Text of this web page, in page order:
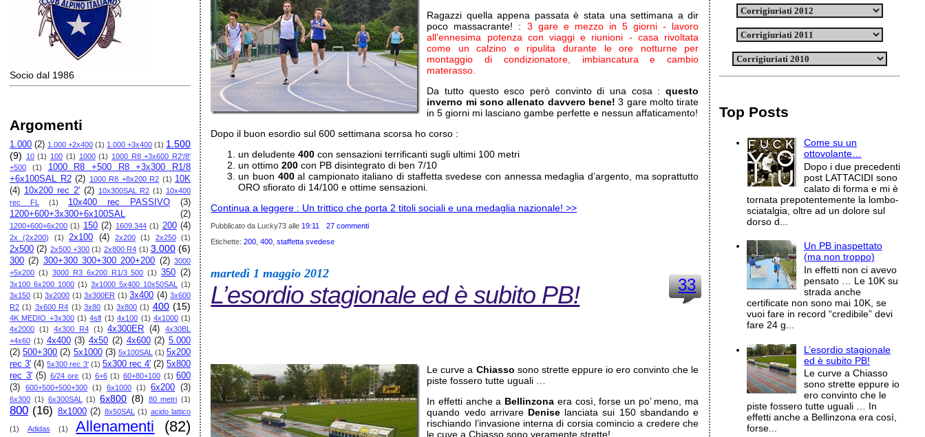
Socio dal 1986
Argomenti
1.000 (2) 1.000 +2x400 (1) 1.000 +3x400 (1) 1.500
(9)
10 (1) 100 (1) 1000 (1) 1000 R8 +3x600 R2'/8'
+500
(1)
1000 R8 +500 R8 +3x300 R1/8
+6x100SAL R2 (2) 1000 R8 +8x200 R2 (1) 10K
(4) 10x200 rec 2' (2) 10x300SAL R2 (1) 10x400
rec FL
(1) 10x400 rec PASSIVO
(3)
1200+600+3x300+6x100SAL
(2)
1200+600+6x200 (1) 150 (2) 1609.344 (1) 200 (4)
2x (2x200) (1) 2x100 (4) 2x200 (1) 2x250 (1)
2x500 (2) 2x500 +300 (1) 2x800 R4 (1) 3.000 (6)
300 (2) 300+300 300+300 200+200 (2) 3000
+5x200 (1) 3000 R3 6x200 R1/3 500 (1) 350 (2)
3x100 6x200 1000 (1) 3x1000 5x400 10x50SAL
(1)
3x150 (1) 3x2000 (1) 3x300ER (1) 3x400 (4) 3x600
R2 (1) 3x600 R4 (1) 3x80 (1) 3x800 (1) 400 (15)
4K MEDIO +3x300 (1) 4slf (1) 4x100 (1) 4x1000 (1)
4x2000 (1) 4x300 R4 (1) 4x300ER (4)
4x30BL
+4x60 (1) 4x400 (3) 4x50 (2) 4x600 (2) 5.000
(2) 500+300 (2) 5x1000 (3) 5x100SAL (1) 5x200
rec 3' (4) 5x300 rec 3' (1) 5x300 rec 4' (2) 5x800
rec 3' (5) 6/24 ore (1) 6+6 (1) 60+80+100 (1) 600
(3)
600+500+500+300 (1) 6x1000 (1) 6x200 (3)
6x300 (1) 6x300SAL (1) 6x800 (8) 80 metri (1)
800 (16) 8x1000 (2) 8x50SAL (1) acido lattico
(1) Adidas (1) Allenamenti (82)
Ragazzi quella appena passata è stata una settimana a dir
poco massacrante! : 3 gare e mezzo in 5 giorni - lavoro
all’ennesima potenza con viaggi e riunioni - casa rivoltata
come un calzino e ripulita durante le ore notturne per
montaggio di condizionatore, imbiancatura e cambio
materasso.
Da tutto questo esco però convinto di una cosa :questo
inverno mi sono allenato davvero bene! 3 gare molto tirate
in 5 giorni mi lasciano gambe perfette e nessun affaticamento!
Dopo il buon esordio sul 600 settimana scorsa ho corso :
un deludente400con sensazioni terrificanti sugli ultimi 100 metri
un ottimo200 con PB disintegrato di ben 7/10
un buon 400al campionato italiano di staffetta svedese con annessa medaglia d’argento, ma soprattutto
ORO sfiorato di 14/100 e ottime sensazioni.
Continua a leggere : Un trittico che porta 2 titoli sociali e una medaglia nazionale! >>
Pubblicato da Lucky73alle 19:11
27 commenti
Etichette:200 ,400 ,staffetta svedese
martedì 1 maggio 2012
33
L’esordio stagionale ed è subito PB!
Le curve a Chiasso sono strette eppure io ero convinto che le
piste fossero tutte uguali …
In effetti anche a Bellinzona era così, forse un po’ meno, ma
quando vedo arrivare Denise lanciata sui 150 sbandando e
rischiando l’invasione interna di corsia comincio a credere che
le cuve a Chiasso sono veramente strette!
Top Posts
Come su un
ottovolante…
Dopo i due precedenti
post LATTACIDI sono
calato di forma e mi è
tornata prepotentemente la lombo-
sciatalgia, oltre ad un dolore sul
dorso d...
Un PB inaspettato
(ma non troppo)
In effetti non ci avevo
pensato … Le 10K su
strada anche
certificate non sono mai 10K, se
vuoi fare in record “credibile” devi
fare 24 g...
L’esordio stagionale
ed è subito PB!
Le curve a Chiasso
sono strette eppure io
ero convinto che le
piste fossero tutte uguali … In
effetti anche a Bellinzona era così,
forse...